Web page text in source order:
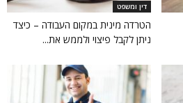
דין ומשפט
הטרדה מינית במקום העבודה – כיצד
ניתן לקבל פיצוי ולממש את...